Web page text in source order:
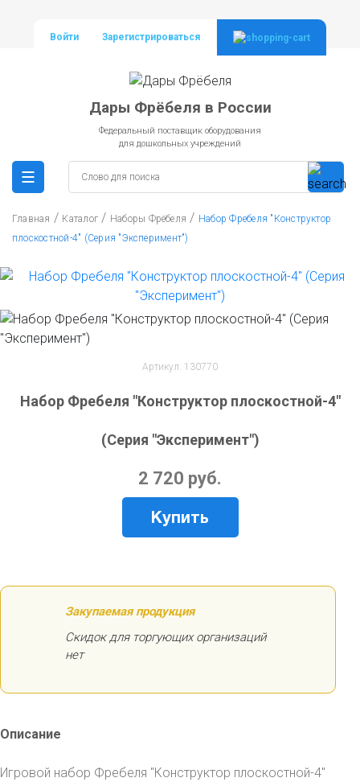
Войти Зарегистрироваться
Дары Фрёбеля в России
Федеральный поставщик оборудования
для дошкольных учреждений
Главная / Каталог / Наборы Фрёбеля / Набор Фребеля "Конструктор
плоскостной-4" (Серия "Эксперимент")
Артикул: 130770
Набор Фребеля "Конструктор плоскостной-4"
(Серия "Эксперимент")
2 720 руб.
Купить
Закупаемая продукция
Скидок для торгующих организаций
нет
Описание
​Игровой набор Фребеля "Конструктор плоскостной-4"